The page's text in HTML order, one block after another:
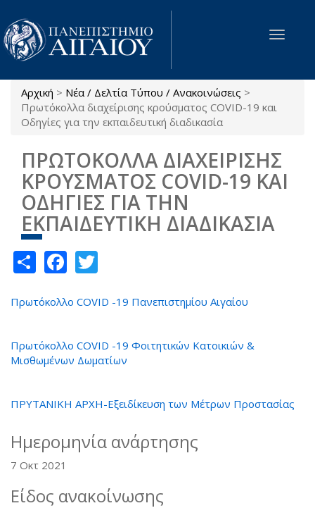
Παράκαμψη προς το κυρίως περιεχόμενο
Toggle
Είστε εδώ
Αρχική > Νέα / Δελτία Τύπου / Ανακοινώσεις >
Πρωτόκολλα διαχείρισης κρούσματος COVID-19 και
Οδηγίες για την εκπαιδευτική διαδικασία
ΠΡΩΤΟΚΟΛΛΑ ΔΙΑΧΕΙΡΙΣΗΣ
ΚΡΟΥΣΜΑΤΟΣ COVID-19 ΚΑΙ
ΟΔΗΓΙΕΣ ΓΙΑ ΤΗΝ
ΕΚΠΑΙΔΕΥΤΙΚΗ ΔΙΑΔΙΚΑΣΙΑ
ShareFacebook
Πρωτόκολλο COVID -19 Πανεπιστημίου Αιγαίου
Πρωτόκολλο COVID -19 Φοιτητικών Κατοικιών &
Μισθωμένων Δωματίων
ΠΡΥΤΑΝΙΚΗ ΑΡΧΗ-Εξειδίκευση των Μέτρων Προστασίας
Ημερομηνία ανάρτησης
7 Οκτ 2021
Είδος ανακοίνωσης